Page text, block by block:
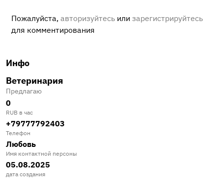
Пожалуйста, авторизуйтесь или зарегистрируйтесь
для комментирования
Инфо
Ветеринария
Предлагаю
0
RUB в час
+79777792403
Телефон
Любовь
Имя контактной персоны
05.08.2025
дата создания